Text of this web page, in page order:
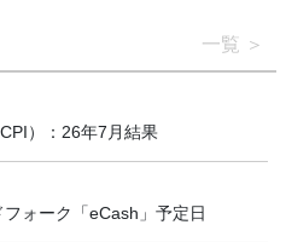
一覧
）：26年7月結果
ォーク「eCash」予定日